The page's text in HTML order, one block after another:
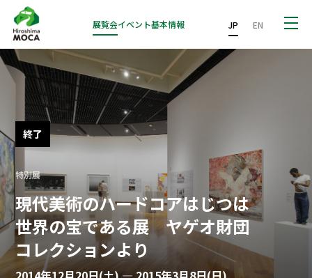
展覧会イベント基本情報 JP EN
終了
特別展
現代美術のハードコアはじつは
世界の宝である展 ヤゲオ財団
コレクションより